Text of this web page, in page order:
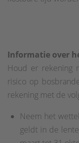
Informatie over
Houd er rekening
risico op
rekening met de
Neem het
geldt in de